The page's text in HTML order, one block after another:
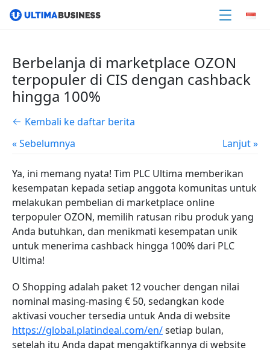
Berbelanja di marketplace OZON
terpopuler di CIS dengan cashback
hingga 100%
Kembali ke daftar berita
« Sebelumnya
Lanjut »
Ya, ini memang nyata! Tim PLC Ultima memberikan
kesempatan kepada setiap anggota komunitas untuk
melakukan pembelian di marketplace online
terpopuler OZON, memilih ratusan ribu produk yang
Anda butuhkan, dan menikmati kesempatan unik
untuk menerima cashback hingga 100% dari PLC
Ultima!
O Shopping adalah paket 12 voucher dengan nilai
nominal masing-masing € 50, sedangkan kode
aktivasi voucher tersedia untuk Anda di website
https://global.platindeal.com/en/setiap bulan,
setelah itu Anda dapat mengaktifkannya di website